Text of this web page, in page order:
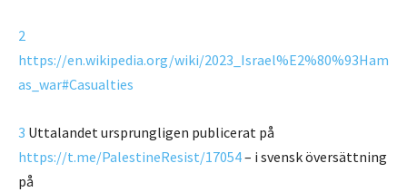
2
https://en.wikipedia.org/wiki/2023_Israel%E2%80%93Ham
as_war#Casualties
3 Uttalandet ursprungligen publicerat på
https://t.me/PalestineResist/17054– i svensk översättning
på